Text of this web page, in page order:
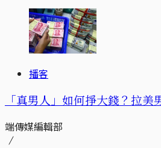
播客
「真男人」如何掙大錢？拉美
端傳媒編輯部